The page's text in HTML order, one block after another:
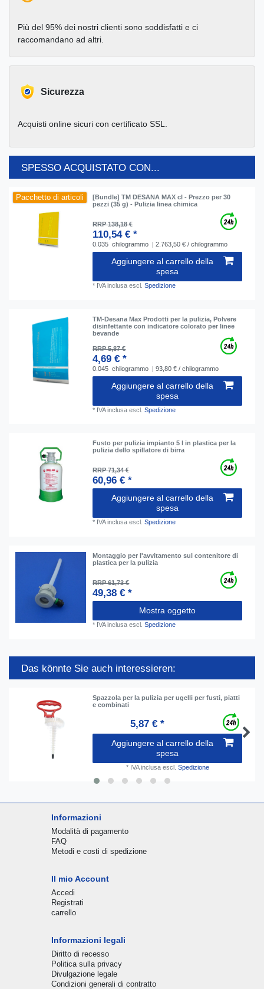
Più del 95% dei nostri clienti sono soddisfatti e ci
raccomandano ad altri.
Sicurezza
Acquisti online sicuri con certificato SSL.
SPESSO ACQUISTATO CON...
Pacchetto di articoli
[Bundle] TM DESANA MAX cl - Prezzo per 30
pezzi (35 g) - Pulizia linea chimica
RRP 138,18 €
110,54 € *
0.035 chilogrammo | 2.763,50 € / chilogrammo
Aggiungere al carrello della
spesa
* IVA inclusa escl.Spedizione
TM-Desana Max Prodotti per la pulizia, Polvere
disinfettante con indicatore colorato per linee
bevande
RRP 5,87 €
4,69 € *
0.045 chilogrammo | 93,80 € / chilogrammo
Aggiungere al carrello della
spesa
* IVA inclusa escl.Spedizione
Fusto per pulizia impianto 5 l in plastica per la
pulizia dello spillatore di birra
RRP 71,34 €
60,96 € *
Aggiungere al carrello della
spesa
* IVA inclusa escl.Spedizione
Montaggio per l'avvitamento sul contenitore di
plastica per la pulizia
RRP 61,73 €
49,38 € *
Mostra oggetto
* IVA inclusa escl.Spedizione
Das könnte Sie auch interessieren:
Spazzola per la pulizia per ugelli per fusti, piatti
e combinati
5,87 € *
Aggiungere al carrello della
spesa
* IVA inclusaescl. Spedizione
Informazioni
Modalità di pagamento
FAQ
Metodi e costi di spedizione
Il mio Account
Accedi
Registrati
carrello
Informazioni legali
Diritto di recesso
Politica sulla privacy
Divulgazione legale
Condizioni generali di contratto